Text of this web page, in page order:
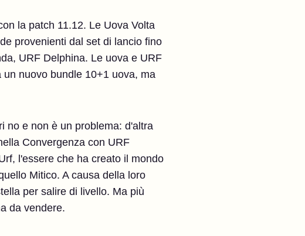
la patch 11.12. Le Uova Volta
provenienti dal set di lancio fino
URF Delphina. Le uova e URF
nuovo bundle 10+1 uova, ma
no e non è un problema: d'altra
Convergenza con URF
l'essere che ha creato il mondo
Mitico. A causa della loro
per salire di livello. Ma più
da vendere.